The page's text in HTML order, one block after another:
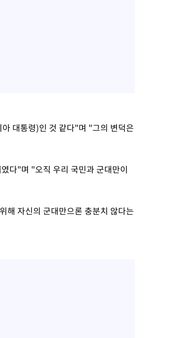
대통령)인 것 같다"며 "그의 변덕은
다"며 "오직 우리 국민과 군대만이
해 자신의 군대만으론 충분치 않다는